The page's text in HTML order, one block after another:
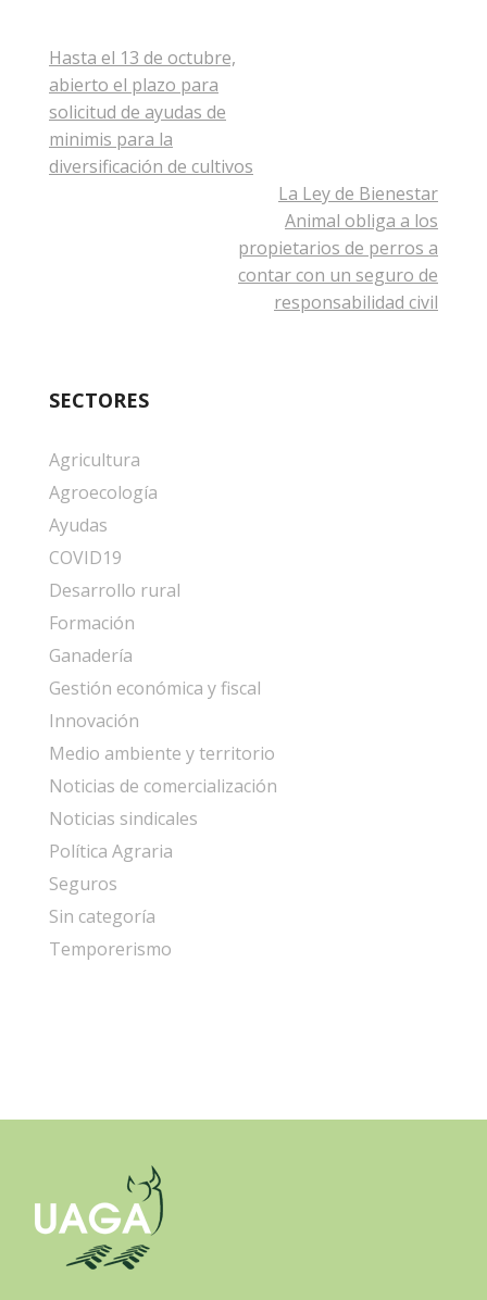
Navegación
de
entradas
Hasta el 13 de octubre,
abierto el plazo para
solicitud de ayudas de
minimis para la
diversificación de cultivos
La Ley de Bienestar
Animal obliga a los
propietarios de perros a
contar con un seguro de
responsabilidad civil
SECTORES
Agricultura
Agroecología
Ayudas
COVID19
Desarrollo rural
Formación
Ganadería
Gestión económica y fiscal
Innovación
Medio ambiente y territorio
Noticias de comercialización
Noticias sindicales
Política Agraria
Seguros
Sin categoría
Temporerismo